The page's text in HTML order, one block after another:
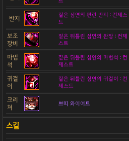
반지
짙은 심연의 편린 반지 : 컨제스
트
보조
장비
짙은 뒤틀린 심연의 완장 : 컨제
스트
마법
석
짙은 뒤틀린 심연의 마법석 : 컨
제스트
귀걸
이
짙은 뒤틀린 심연의 귀걸이 : 컨
제스트
크리
쳐
쁘띠 와이어트